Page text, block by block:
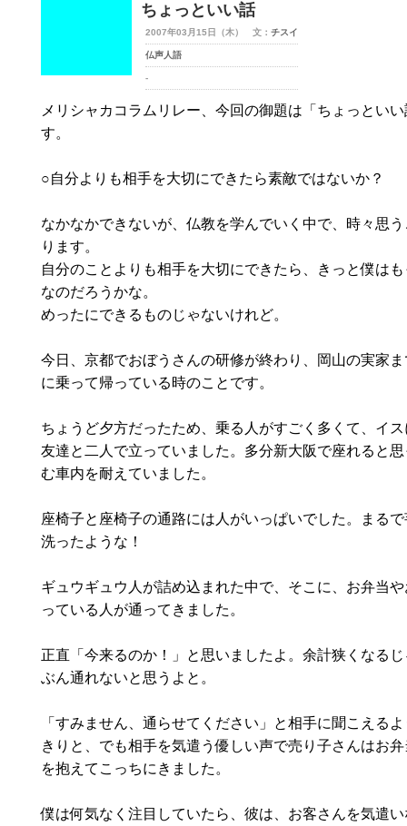
ちょっといい話
2007年03月15日（木） 文： チスイ
仏声人語
-
メリシャカコラムリレー、今回の御題は「ちょっとい
す。
○自分よりも相手を大切にできたら素敵ではないか？
なかなかできないが、仏教を学んでいく中で、時々思
ります。
自分のことよりも相手を大切にできたら、きっと僕は
なのだろうかな。
めったにできるものじゃないけれど。
今日、京都でおぼうさんの研修が終わり、岡山の実家
に乗って帰っている時のことです。
ちょうど夕方だったため、乗る人がすごく多くて、イ
友達と二人で立っていました。多分新大阪で座れると
む車内を耐えていました。
座椅子と座椅子の通路には人がいっぱいでした。まる
洗ったような！
ギュウギュウ人が詰め込まれた中で、そこに、お弁当
っている人が通ってきました。
正直「今来るのか！」と思いましたよ。余計狭くなる
ぶん通れないと思うよと。
「すみません、通らせてください」と相手に聞こえる
きりと、でも相手を気遣う優しい声で売り子さんはお
を抱えてこっちにきました。
僕は何気なく注目していたら、彼は、お客さんを気遣